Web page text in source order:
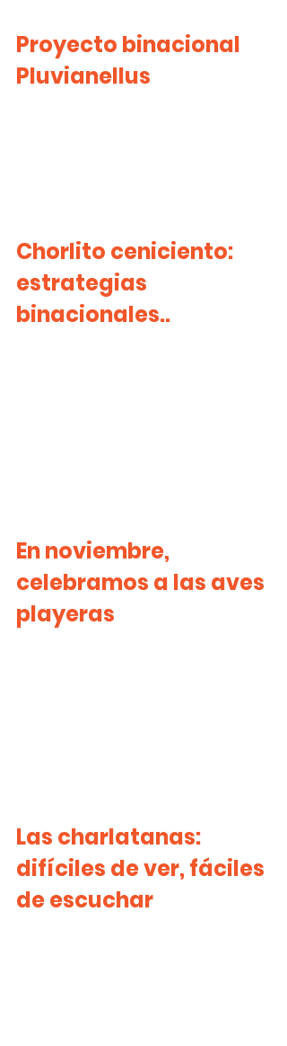
Proyecto binacional
Pluvianellus
Chorlito ceniciento:
estrategias
binacionales..
En noviembre,
celebramos a las aves
playeras
Las charlatanas:
difíciles de ver, fáciles
de escuchar